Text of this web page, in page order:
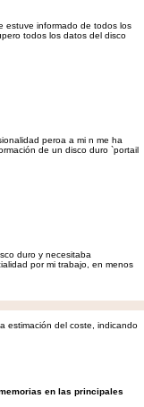
estuve informado de todos los
todos los datos del disco
peroa a mi n me ha
de un disco duro `portail
duro y necesitaba
por mi trabajo, en menos
estimación del coste, indicando
en las principales